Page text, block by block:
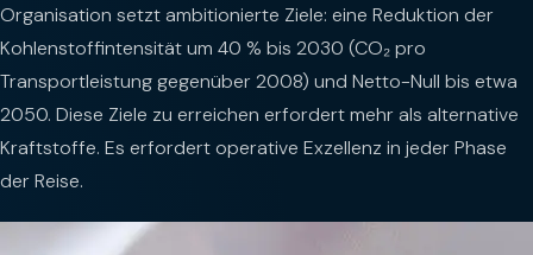
Organisation setzt ambitionierte Ziele: eine Reduktion der
Kohlenstoffintensität um 40 % bis 2030 (CO₂ pro
Transportleistung gegenüber 2008) und Netto-Null bis etwa
2050. Diese Ziele zu erreichen erfordert mehr als alternative
Kraftstoffe. Es erfordert operative Exzellenz in jeder Phase
der Reise.